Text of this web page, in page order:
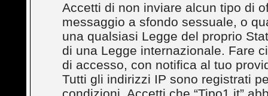
Accetti di non inviare alcun tipo di
messaggio a sfondo sessuale, o
una qualsiasi Legge del proprio
di una Legge internazionale. Fare
di accesso, con notifica al tuo
Tutti gli indirizzi IP sono registrati